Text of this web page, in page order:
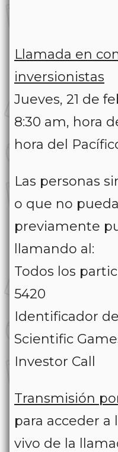
Llamada en
inversionistas
Jueves, 21 de
8:30 am, hora
hora del
Las personas
o que no
previamente
llamando al:
Todos los
5420
Identificador
Scientific
Investor Call
Transmisión
para acceder a
vivo de la